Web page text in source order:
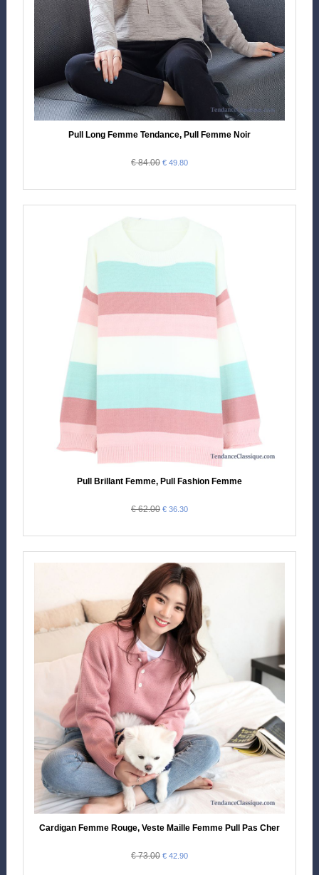
Pull Long Femme Tendance, Pull Femme Noir
€ 84.00 € 49.80
Pull Brillant Femme, Pull Fashion Femme
€ 62.00 € 36.30
Cardigan Femme Rouge, Veste Maille Femme Pull Pas Cher
€ 73.00 € 42.90